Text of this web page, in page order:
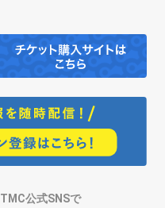
TMC公式SNSで